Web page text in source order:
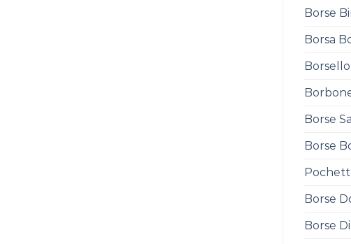
Borse
Borsa
Borse
Borse
Borse
Borse